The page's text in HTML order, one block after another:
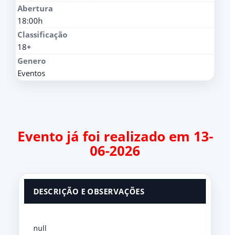
Abertura
18:00h
Classificação
18+
Genero
Eventos
Evento já foi realizado em 13-
06-2026
DESCRIÇÃO E OBSERVAÇÕES
null